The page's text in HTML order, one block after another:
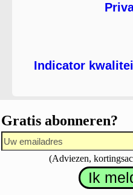
Indicator
Gratis abonneren?
(Adviezen,